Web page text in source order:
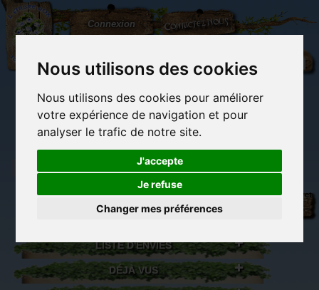
Nous utilisons des cookies
Nous utilisons des cookies pour améliorer
votre expérience de navigation et pour
analyser le trafic de notre site.
J'accepte
Je refuse
Changer mes préférences
L'Arbre
aux
100.000
Connexion Contactez-nous
(vide)
Librairie des
Carterie
originale
Activités
détente et jeux
Objets déco et
LISTE D'ENVIES
DÉJÀ VUS